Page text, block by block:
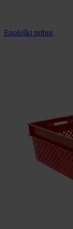
Enološki pribor